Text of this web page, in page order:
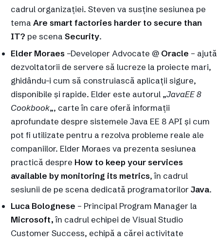
cadrul organizației. Steven va susține sesiunea pe
tema Are smart factories harder to secure than
IT? pe scena Security.
Elder Moraes –Developer Advocate @ Oracle – ajută
dezvoltatorii de servere să lucreze la proiecte mari,
ghidându-i cum să construiască aplicații sigure,
disponibile și rapide. Elder este autorul „JavaEE 8
Cookbook„, carte în care oferă informații
aprofundate despre sistemele Java EE 8 API și cum
pot fi utilizate pentru a rezolva probleme reale ale
companiilor. Elder Moraes va prezenta sesiunea
practică despre How to keep your services
available by monitoring its metrics, în cadrul
sesiunii de pe scena dedicată programatorilorJava.
Luca Bolognese – Principal Program Manager la
Microsoft,în cadrul echipei de Visual Studio
Customer Success, echipă a cărei activitate